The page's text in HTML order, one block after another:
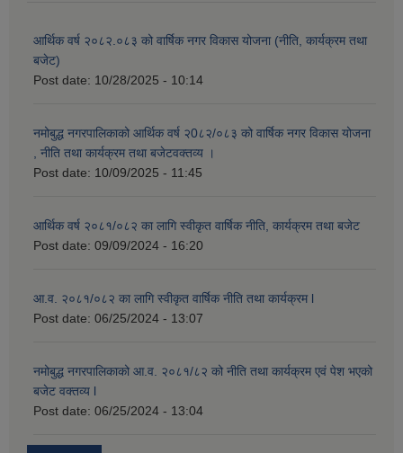
आर्थिक वर्ष २०८२.०८३ को वार्षिक नगर विकास योजना (नीति, कार्यक्रम तथा
बजेट)
Post date: 10/28/2025 - 10:14
नमोबुद्ध नगरपालिकाको आर्थिक वर्ष २0८२/०८३ को वार्षिक नगर विकास योजना
, नीति तथा कार्यक्रम तथा बजेटवक्तव्य ।
Post date: 10/09/2025 - 11:45
आर्थिक वर्ष २०८१/०८२ का लागि स्वीकृत वार्षिक नीति, कार्यक्रम तथा बजेट
Post date: 09/09/2024 - 16:20
आ.व. २०८१/०८२ का लागि स्वीकृत वार्षिक नीति तथा कार्यक्रम l
Post date: 06/25/2024 - 13:07
नमोबुद्ध नगरपालिकाको आ‍.व. २०८१/८२ को नीति तथा कार्यक्रम एवं पेश भएको
बजेट वक्तव्य l
Post date: 06/25/2024 - 13:04